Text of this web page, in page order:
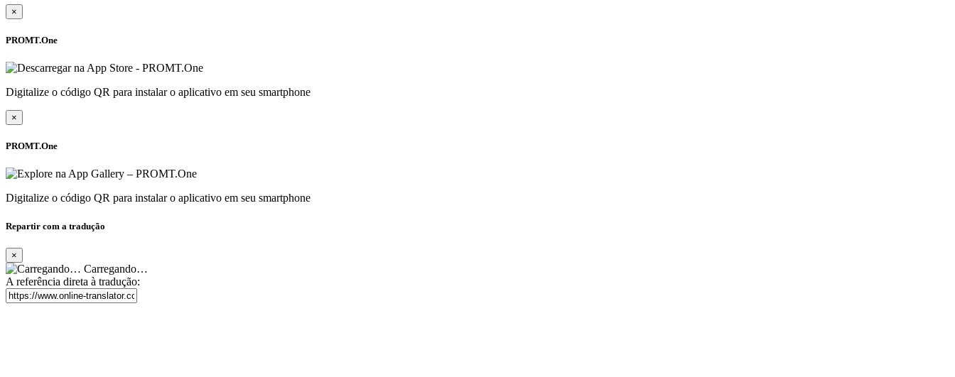
×
PROMT.One
Digitalize o código QR para instalar o aplicativo em seu smartphone
×
PROMT.One
Digitalize o código QR para instalar o aplicativo em seu smartphone
Repartir com a tradução
×
Carregando…
A referência direta à tradução: